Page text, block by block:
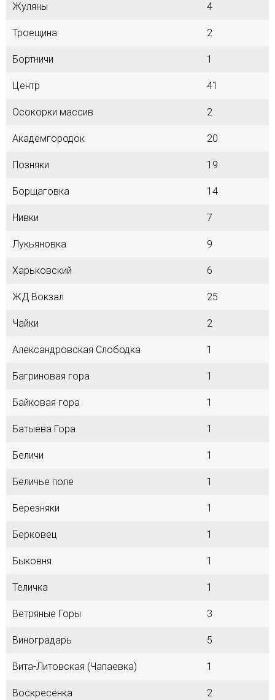
Жуляны 4
Троещина 2
Бортничи 1
Центр 41
Осокорки массив 2
Академгородок 20
Позняки 19
Борщаговка 14
Нивки 7
Лукьяновка 9
Харьковский 6
ЖД Вокзал 25
Чайки 2
Александровская Слободка 1
Багриновая гора 1
Байковая гора 1
Батыева Гора 1
Беличи 1
Беличье поле 1
Березняки 1
Берковец 1
Быковня 1
Теличка 1
Ветряные Горы 3
Виноградарь 5
Вита-Литовская (Чапаевка) 1
Воскресенка 2